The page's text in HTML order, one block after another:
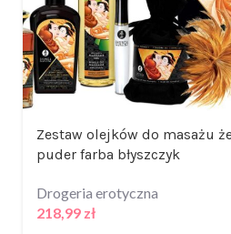
Zestaw olejków do masażu
puder farba błyszczyk
Drogeria erotyczna
218,99 zł